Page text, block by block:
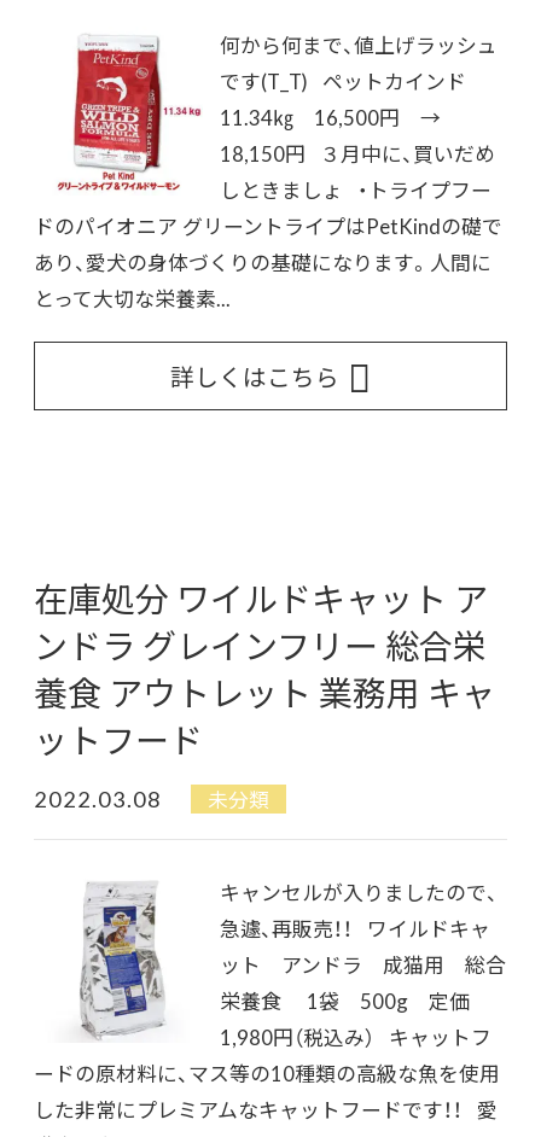
何から何まで、値上げラッシュ
です(T_T) ペットカインド
11.34㎏ 16,500円 →
18,150円 ３月中に、買いだめ
しときましょ ・トライプフー
ドのパイオニア グリーントライプはPetKindの礎で
あり、愛犬の身体づくりの基礎になります。人間に
とって大切な栄養素...
詳しくはこちら
在庫処分 ワイルドキャット ア
ンドラ グレインフリー 総合栄
養食 アウトレット 業務用 キャ
ットフード
2022.03.08 未分類
キャンセルが入りましたので、
急遽、再販売！！ ワイルドキャ
ット アンドラ 成猫用 総合
栄養食 1袋 500g 定価
1,980円（税込み） キャットフ
ードの原材料に、マス等の10種類の高級な魚を使用
した非常にプレミアムなキャットフードです！！ 愛